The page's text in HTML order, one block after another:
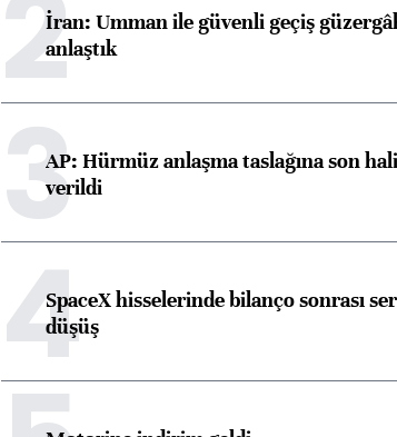
2İran: Umman ile güvenli geçiş
anlaştık
3AP: Hürmüz anlaşma taslağına son hali
verildi
4SpaceX hisselerinde bilanço sonrası
düşüş